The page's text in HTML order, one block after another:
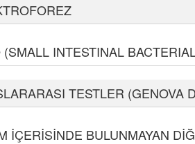
(SMALL INTESTINAL
TESTLER (GENOVA
İÇERİSİNDE BULUNMAYAN